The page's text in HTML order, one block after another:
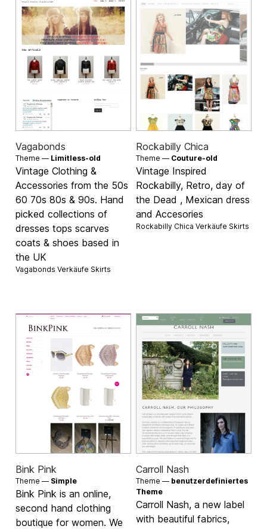
Vagabonds
Theme — Limitless-old
Vintage Clothing &
Accessories from the 50s
60 70s 80s & 90s. Hand
picked collections of
dresses tops scarves
coats & shoes based in
the UK
Vagabonds Verkäufe Skirts
Rockabilly Chica
Theme — Couture-old
Vintage Inspired
Rockabilly, Retro, day of
the Dead , Mexican dress
and Accesories
Rockabilly Chica Verkäufe Skirts
Bink Pink
Theme — Simple
Bink Pink is an online,
second hand clothing
boutique for women. We
Carroll Nash
Theme — benutzerdefiniertes
Theme
Carroll Nash, a new label
with beautiful fabrics,